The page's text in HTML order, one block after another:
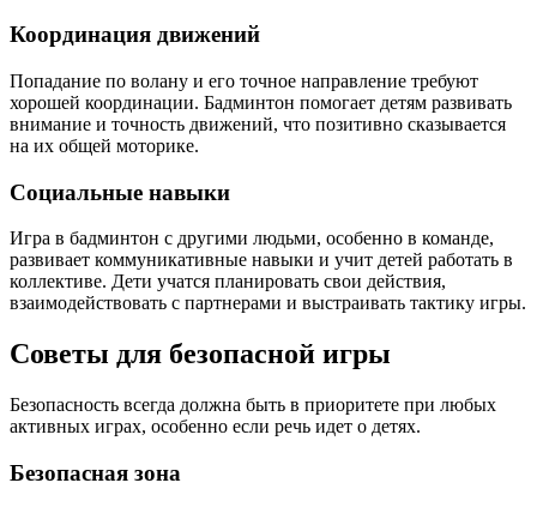
Координация движений
Попадание по волану и его точное направление требуют
хорошей координации. Бадминтон помогает детям развивать
внимание и точность движений, что позитивно сказывается
на их общей моторике.
Социальные навыки
Игра в бадминтон с другими людьми, особенно в команде,
развивает коммуникативные навыки и учит детей работать в
коллективе. Дети учатся планировать свои действия,
взаимодействовать с партнерами и выстраивать тактику игры.
Советы для безопасной игры
Безопасность всегда должна быть в приоритете при любых
активных играх, особенно если речь идет о детях.
Безопасная зона